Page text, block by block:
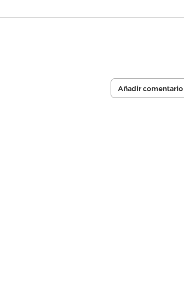
Añadir comentario